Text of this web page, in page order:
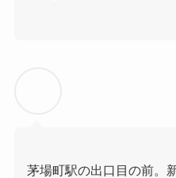
茅場町駅の出口目の前。